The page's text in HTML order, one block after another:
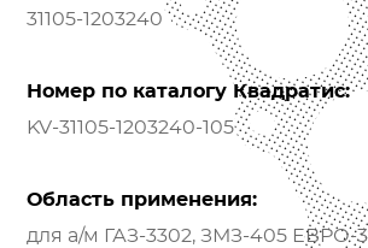
31105-1203240
Номер по каталогу Квадратис:
KV-31105-1203240-105
Область применения:
для а/м ГАЗ-3302, ЗМЗ-405 ЕВРО-